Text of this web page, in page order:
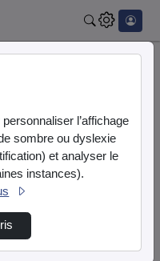
d’artiste…
l’affichage
sombre ou dyslexie
et analyser le
instances).